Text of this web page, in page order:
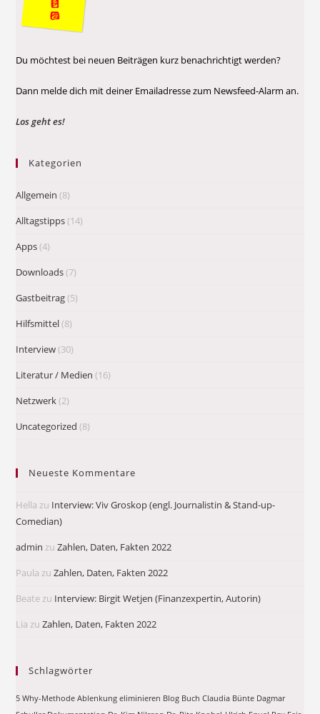
Du möchtest bei neuen Beiträgen kurz benachrichtigt werden?
Dann melde dich mit deiner Emailadresse zum Newsfeed-Alarm an.
Los geht es!
Kategorien
Allgemein (8)
Alltagstipps(14)
Apps(4)
Downloads(7)
Gastbeitrag(5)
Hilfsmittel(8)
Interview(30)
Literatur / Medien (16)
Netzwerk(2)
Uncategorized (8)
Neueste Kommentare
Hella zu Interview: Viv Groskop (engl. Journalistin & Stand-up-
Comedian)
admin zuZahlen, Daten, Fakten 2022
Paula zuZahlen, Daten, Fakten 2022
Beatezu Interview: Birgit Wetjen (Finanzexpertin, Autorin)
Lia zuZahlen, Daten, Fakten 2022
Schlagwörter
5 Why-Methode Ablenkung eliminieren Blog Buch Claudia Bünte Dagmar